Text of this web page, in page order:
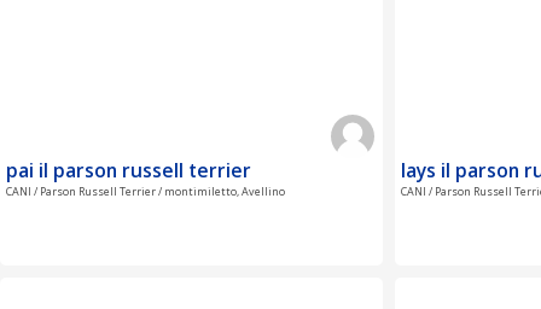
pai il parson russell terrier
CANI / Parson Russell Terrier / montimiletto, Avellino
lays il parson
CANI / Parson Russell